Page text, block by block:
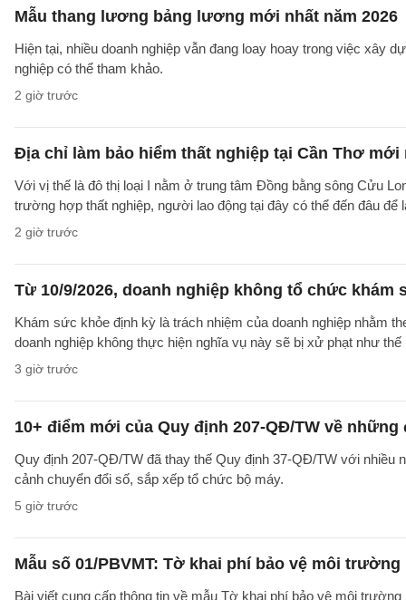
Mẫu thang lương bảng lương mới nhất năm 2026
Hiện tại, nhiều doanh nghiệp vẫn đang loay hoay trong việc xây
nghiệp có thể tham khảo.
2 giờ trước
Địa chỉ làm bảo hiểm thất nghiệp tại Cần Thơ mới
Với vị thế là đô thị loại I nằm ở trung tâm Đồng bằng sông Cửu
trường hợp thất nghiệp, người lao động tại đây có thể đến đâu
2 giờ trước
Từ 10/9/2026, doanh nghiệp không tổ chức
Khám sức khỏe định kỳ là trách nhiệm của doanh nghiệp nhằm
doanh nghiệp không thực hiện nghĩa vụ này sẽ bị xử phạt như thế
3 giờ trước
10+ điểm mới của Quy định 207-QĐ/TW về
Quy định 207-QĐ/TW đã thay thế Quy định 37-QĐ/TW với
cảnh chuyển đổi số, sắp xếp tổ chức bộ máy.
5 giờ trước
Mẫu số 01/PBVMT: Tờ khai phí bảo vệ môi trường
Bài viết cung cấp thông tin về mẫu Tờ khai phí bảo vệ môi